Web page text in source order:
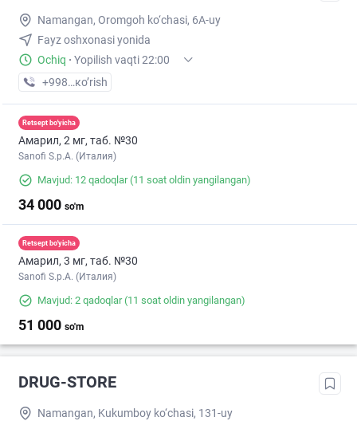
Namangan, Oromgoh ko‘chasi, 6A-uy
Fayz oshxonasi yonida
Ochiq · Yopilish vaqti 22:00
+998 (91) XXX-XX-XX
кo’rish
Retsept bo'yicha
Амарил, 2 мг, таб. №30
Sanofi S.p.A. (Италия)
Mavjud: 12 qadoqlar(11 soat oldin yangilangan)
34 000 so'm
Retsept bo'yicha
Амарил, 3 мг, таб. №30
Sanofi S.p.A. (Италия)
Mavjud: 2 qadoqlar(11 soat oldin yangilangan)
51 000 so'm
DRUG-STORE
Namangan, Kukumboy ko‘chasi, 131-uy